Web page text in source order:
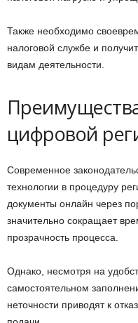
Также необходимо
налоговой службе и
видам деятельности.
цифровой
Современное
технологии в процедуру
документы онлайн через
значительно сокращает
прозрачность процесса.
Однако, несмотря на
самостоятельном
неточности приводят к